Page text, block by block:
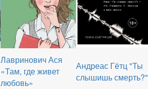
Лавринович Ася
«Там, где живет
любовь»
Андреас Гётц "Ты
слышишь смерть?"